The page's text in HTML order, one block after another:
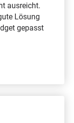
ausreicht.
Lösung
gepasst